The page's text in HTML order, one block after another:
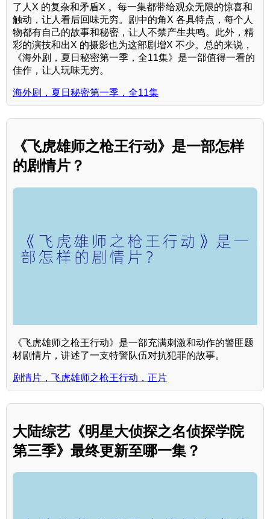
了人X 的复杂和矛盾X 。每一集都带给观众无限的惊喜和
触动，让人看后回味无穷。剧中的角X 各具特点，每个人
物都有自己的故事和秘密，让人不禁产生共鸣。此外，精
彩的演技和出X 的摄影也为这部剧增X 不少。总的来说，
《海外剧，夏日秘密第一季，全11集》是一部值得一看的
佳作，让人玩味无穷。
海外剧，夏日秘密第一季，全11集
《飞虎雄师之枪王行动》是一部怎样
的剧情片？
《飞虎雄师之枪王行动》是一部充满刺激和动作的警匪题
材剧情片，讲述了一支特警队伍对抗犯罪的故事。
剧情片，飞虎雄师之枪王行动，正片
大陆综艺《明星大侦探之名侦探学院
第三季》最终更新至哪一集？